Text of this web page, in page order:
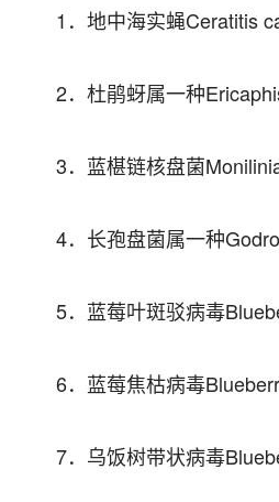
1．地中海实蝇Ceratitis
2．杜鹃蚜属一种
3．蓝椹链核盘菌
4．长孢盘菌属一种
5．蓝莓叶斑驳病毒
6．蓝莓焦枯病毒
7．乌饭树带状病毒